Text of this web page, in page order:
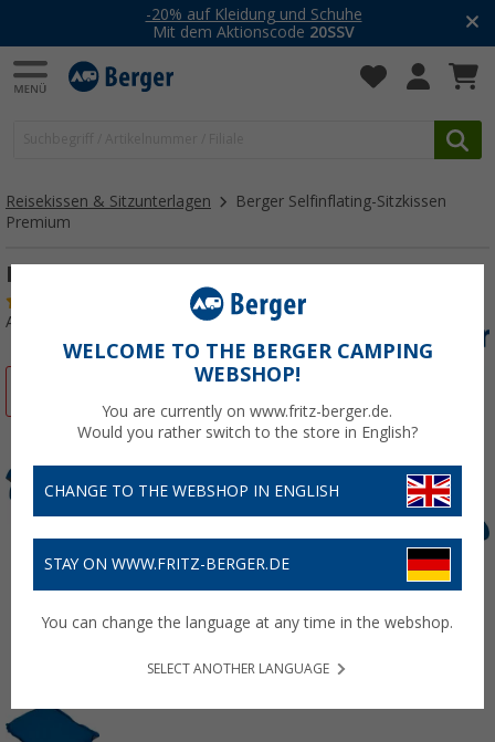
-20% auf Kleidung und Schuhe
Mit dem Aktionscode 20SSV
Reisekissen & Sitzunterlagen
Berger Selfinflating-Sitzkissen
Premium
Berger Selfinflating-Sitzkissen Premium
Art.-Nr.: 509970
WELCOME TO THE BERGER CAMPING
WEBSHOP!
You are currently on www.fritz-berger.de.
Would you rather switch to the store in English?
CHANGE TO THE WEBSHOP IN ENGLISH
STAY ON WWW.FRITZ-BERGER.DE
You can change the language at any time in the webshop.
SELECT ANOTHER LANGUAGE